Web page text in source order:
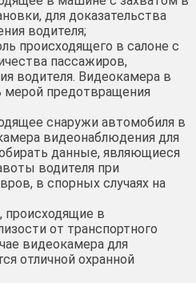
для доказательства
водителя;
происходящего в салоне с
пассажиров,
водителя. Видеокамера в
предотвращения
снаружи автомобиля в
видеонаблюдения для
данные, являющиеся
водителя при
в спорных случаях на
происходящие в
от транспортного
видеокамера для
отличной охранной